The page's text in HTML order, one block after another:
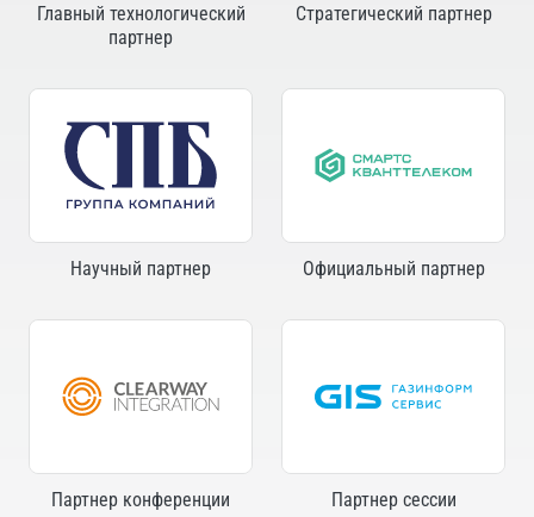
Главный технологический
партнер
Стратегический партнер
Научный партнер Официальный партнер
Партнер конференции Партнер сессии